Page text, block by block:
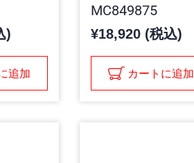
)
追加
MC849875
¥18,920 (税込)
カートに追加